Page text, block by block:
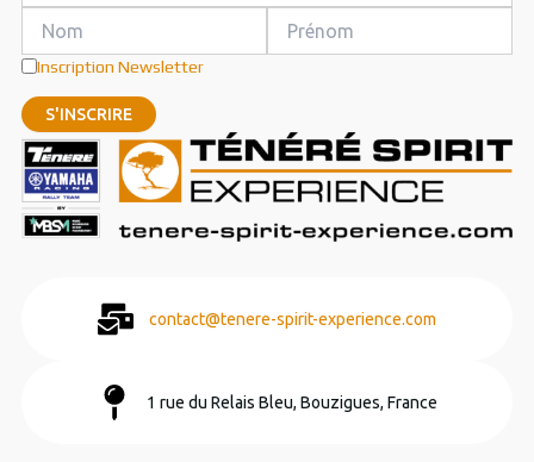
contact@tenere-spirit-experience.com
1 rue du Relais Bleu, Bouzigues, France
Inscription Newsletter